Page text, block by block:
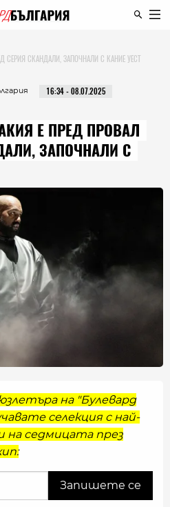
СЕРИЯ СКАНДАЛИ, ЗАПОЧНАЛИ С КАНИЕ УЕСТ
16:34 - 08.07.2025
Е ПРЕД ПРОВАЛ
ЗАПОЧНАЛИ С
на "Булевард
селекция с най-
седмицата през